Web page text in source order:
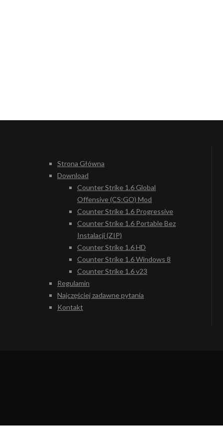
Strona Główna
Download
Counter Strike 1.6 Global
Offensive (CS:GO) Mod
Counter Strike 1.6 Progressive
Counter Strike 1.6 Portable Bez
Instalacji (ZIP)
Counter Strike 1.6 HD
Counter Strike 1.6 Windows 8
Counter Strike 1.6 v23
Regulamin
Najczęściej zadawne pytania
Kontakt